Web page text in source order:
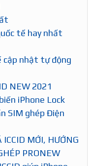
tế hay nhất
cập nhật tự động
NEW 2021
iPhone Lock
SIM ghép Điện
MỚI, HƯỚNG
PRONEW